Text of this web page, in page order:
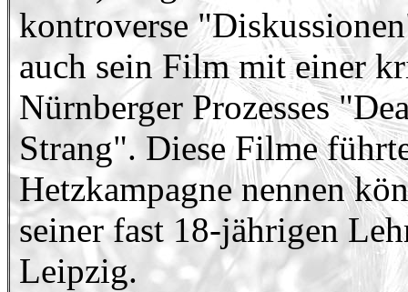
kontroverse
auch sein Film mit einer
Nürnberger Prozesses
Strang". Diese Filme
Hetzkampagne nennen
seiner fast 18-jährigen
Leipzig.